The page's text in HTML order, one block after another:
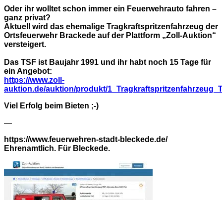
Oder ihr wolltet schon immer ein Feuerwehrauto fahren –
ganz privat?
Aktuell wird das ehemalige Tragkraftspritzenfahrzeug der
Ortsfeuerwehr Brackede auf der Plattform „Zoll-Auktion“
versteigert.
Das TSF ist Baujahr 1991 und ihr habt noch 15 Tage für
ein Angebot:
https://www.zoll-
auktion.de/auktion/produkt/
Viel Erfolg beim Bieten ;-)
—
https://www.feuerwehren-stadt-bleckede.de/
Ehrenamtlich. Für Bleckede.